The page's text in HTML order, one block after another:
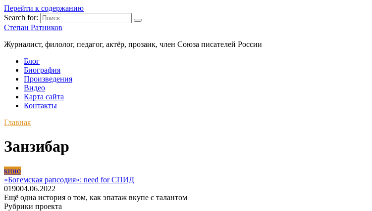
Перейти к содержанию
Search for:
Степан Ратников
Журналист, филолог, педагог, актёр, прозаик, член Союза писателей России
Блог
Биография
Произведения
Видео
Карта сайта
Контакты
Главная
Занзибар
кино
«Богемская рапсодия»: need for СПИД
019004.06.2022
Ещё одна история о том, как эпатаж вкупе с талантом
Рубрики проекта